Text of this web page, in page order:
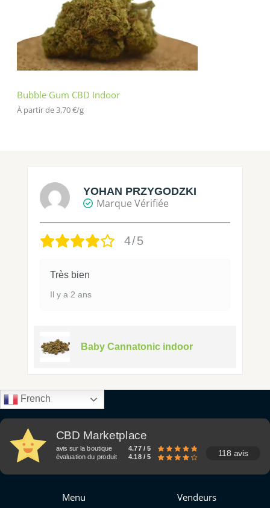
Bubble Gum CBD Indoor
À partir de 3,70€/g
YOHAN PRZYGODZKI
Marque Vérifiée
4/5
Très bien
Il y a 2 ans
Baby Cannatonic indoor
French
CBD Marketplace
avis sur la boutique
4.77 / 5
évaluation du produit
4.18 / 5 118 avis
Menu
Vendeurs